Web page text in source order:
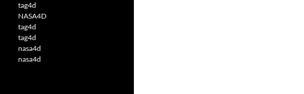
tag4d
NASA4D
tag4d
tag4d
nasa4d
nasa4d